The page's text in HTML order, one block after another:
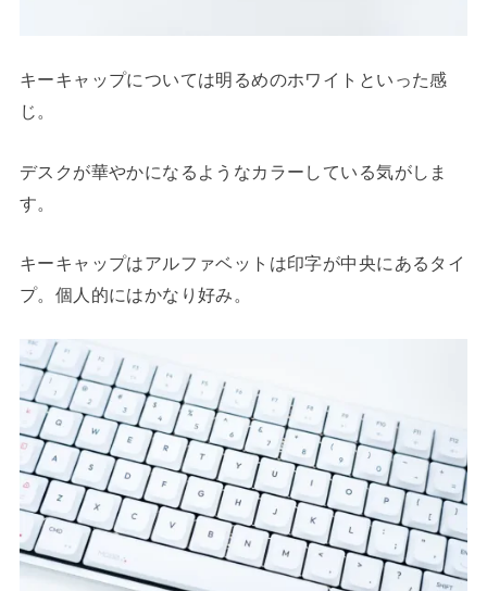
キーキャップについては明るめのホワイトといった感
じ。
デスクが華やかになるようなカラーしている気がしま
す。
キーキャップはアルファベットは印字が中央にあるタイ
プ。個人的にはかなり好み。